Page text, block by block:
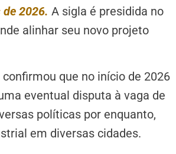
2026. A sigla é presidida no
alinhar seu novo projeto
que no início de 2026
eventual disputa à vaga de
políticas por enquanto,
em diversas cidades.